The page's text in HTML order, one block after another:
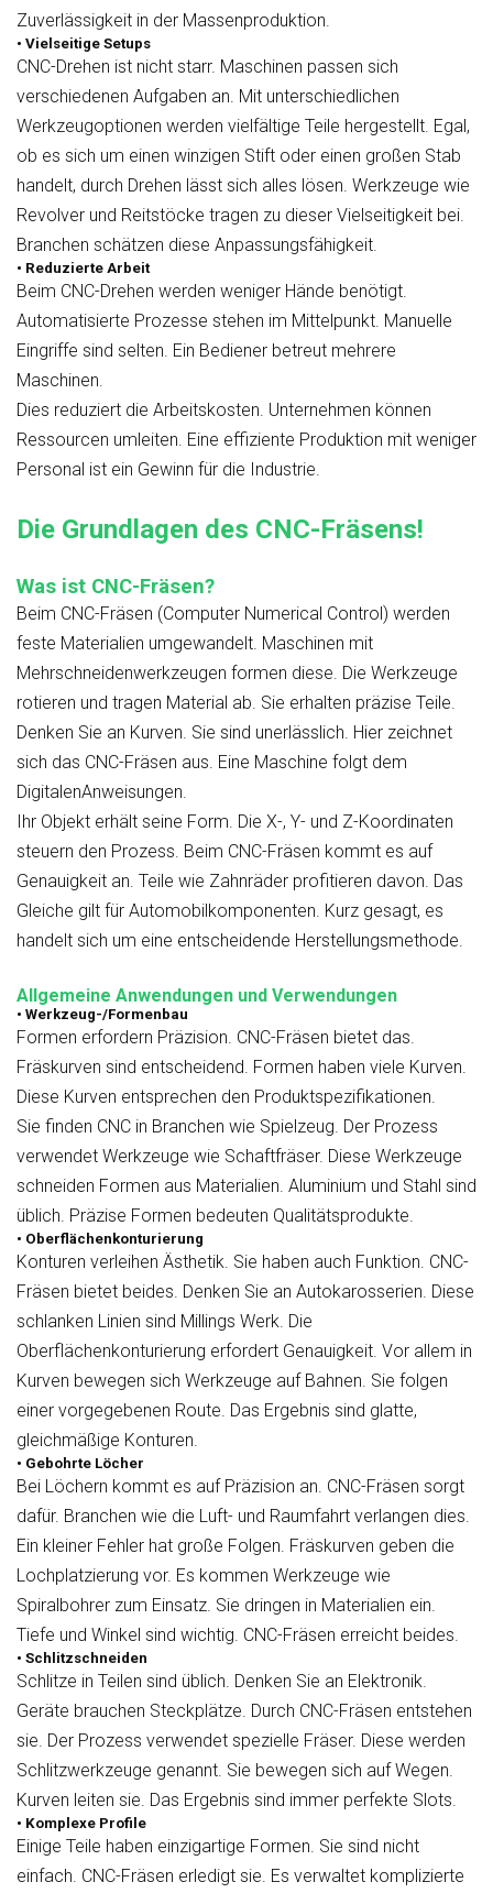
Zuverlässigkeit in der Massenproduktion.
• Vielseitige Setups
CNC-Drehen ist nicht starr. Maschinen passen sich
verschiedenen Aufgaben an. Mit unterschiedlichen
Werkzeugoptionen werden vielfältige Teile hergestellt. Egal,
ob es sich um einen winzigen Stift oder einen großen Stab
handelt, durch Drehen lässt sich alles lösen. Werkzeuge wie
Revolver und Reitstöcke tragen zu dieser Vielseitigkeit bei.
Branchen schätzen diese Anpassungsfähigkeit.
• Reduzierte Arbeit
Beim CNC-Drehen werden weniger Hände benötigt.
Automatisierte Prozesse stehen im Mittelpunkt. Manuelle
Eingriffe sind selten. Ein Bediener betreut mehrere
Maschinen.
Dies reduziert die Arbeitskosten. Unternehmen können
Ressourcen umleiten. Eine effiziente Produktion mit weniger
Personal ist ein Gewinn für die Industrie.
Die Grundlagen des CNC-Fräsens!
Was ist CNC-Fräsen?
Beim CNC-Fräsen (Computer Numerical Control) werden
feste Materialien umgewandelt. Maschinen mit
Mehrschneidenwerkzeugen formen diese. Die Werkzeuge
rotieren und tragen Material ab. Sie erhalten präzise Teile.
Denken Sie an Kurven. Sie sind unerlässlich. Hier zeichnet
sich das CNC-Fräsen aus. Eine Maschine folgt dem
DigitalenAnweisungen.
Ihr Objekt erhält seine Form. Die X-, Y- und Z-Koordinaten
steuern den Prozess. Beim CNC-Fräsen kommt es auf
Genauigkeit an. Teile wie Zahnräder profitieren davon. Das
Gleiche gilt für Automobilkomponenten. Kurz gesagt, es
handelt sich um eine entscheidende Herstellungsmethode.
Allgemeine Anwendungen und Verwendungen
• Werkzeug-/Formenbau
Formen erfordern Präzision. CNC-Fräsen bietet das.
Fräskurven sind entscheidend. Formen haben viele Kurven.
Diese Kurven entsprechen den Produktspezifikationen.
Sie finden CNC in Branchen wie Spielzeug. Der Prozess
verwendet Werkzeuge wie Schaftfräser. Diese Werkzeuge
schneiden Formen aus Materialien. Aluminium und Stahl sind
üblich. Präzise Formen bedeuten Qualitätsprodukte.
• Oberflächenkonturierung
Konturen verleihen Ästhetik. Sie haben auch Funktion. CNC-
Fräsen bietet beides. Denken Sie an Autokarosserien. Diese
schlanken Linien sind Millings Werk. Die
Oberflächenkonturierung erfordert Genauigkeit. Vor allem in
Kurven bewegen sich Werkzeuge auf Bahnen. Sie folgen
einer vorgegebenen Route. Das Ergebnis sind glatte,
gleichmäßige Konturen.
• Gebohrte Löcher
Bei Löchern kommt es auf Präzision an. CNC-Fräsen sorgt
dafür. Branchen wie die Luft- und Raumfahrt verlangen dies.
Ein kleiner Fehler hat große Folgen. Fräskurven geben die
Lochplatzierung vor. Es kommen Werkzeuge wie
Spiralbohrer zum Einsatz. Sie dringen in Materialien ein.
Tiefe und Winkel sind wichtig. CNC-Fräsen erreicht beides.
• Schlitzschneiden
Schlitze in Teilen sind üblich. Denken Sie an Elektronik.
Geräte brauchen Steckplätze. Durch CNC-Fräsen entstehen
sie. Der Prozess verwendet spezielle Fräser. Diese werden
Schlitzwerkzeuge genannt. Sie bewegen sich auf Wegen.
Kurven leiten sie. Das Ergebnis sind immer perfekte Slots.
• Komplexe Profile
Einige Teile haben einzigartige Formen. Sie sind nicht
einfach. CNC-Fräsen erledigt sie. Es verwaltet komplizierte